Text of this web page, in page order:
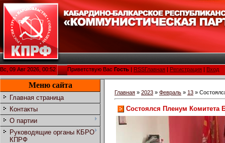
Вс, 09 Авг 2026, 00:52 Приветствую Вас Гость RSSГлавная Регистрация Вход
Меню сайта
Главная страница
Контакты
О партии
Руководящие органы КБРО
КПРФ
Главная » 2023 » Февраль » 13 »
Состоялся Пленум Комитета